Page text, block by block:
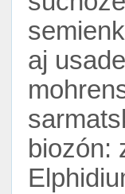
aj
biozón: